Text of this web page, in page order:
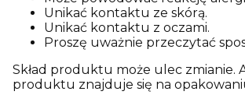
Unikać kontaktu ze skórą.
Unikać kontaktu z oczami.
Proszę uważnie przeczytać
Skład produktu może ulec zmianie.
produktu znajduje się na